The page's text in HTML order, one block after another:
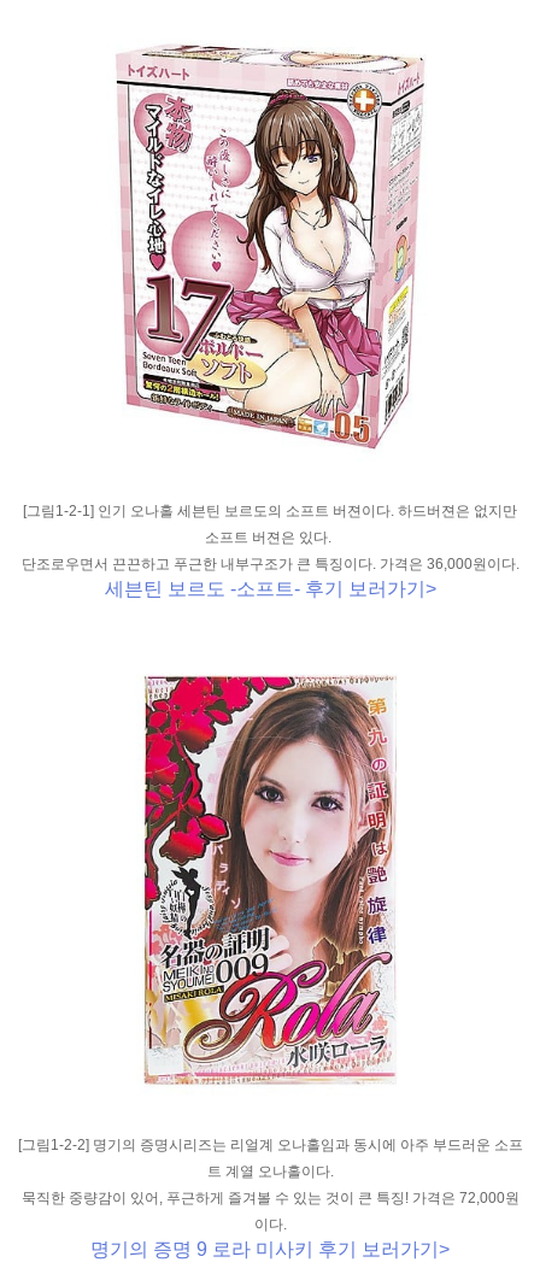
[그림1-2-1] 인기 오나홀 세븐틴 보르도의 소프트 버젼이다. 하드버젼은 없지만
소프트 버젼은 있다.
단조로우면서 끈끈하고 푸근한 내부구조가 큰 특징이다. 가격은 36,000원이다.
세븐틴 보르도 -소프트- 후기 보러가기>
[그림1-2-2] 명기의 증명시리즈는 리얼계 오나홀임과 동시에 아주 부드러운 소프
트 계열 오나홀이다.
묵직한 중량감이 있어, 푸근하게 즐겨볼 수 있는 것이 큰 특징! 가격은 72,000원
이다.
명기의 증명 9 로라 미사키 후기 보러가기>